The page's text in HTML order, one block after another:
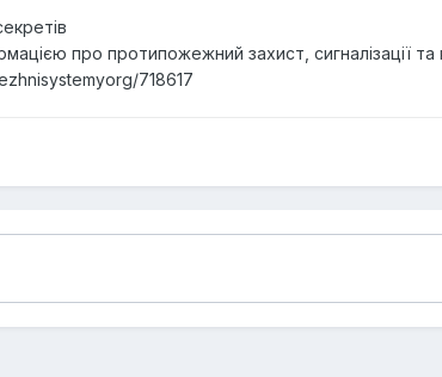
про протипожежний захист, сигналізації
718617